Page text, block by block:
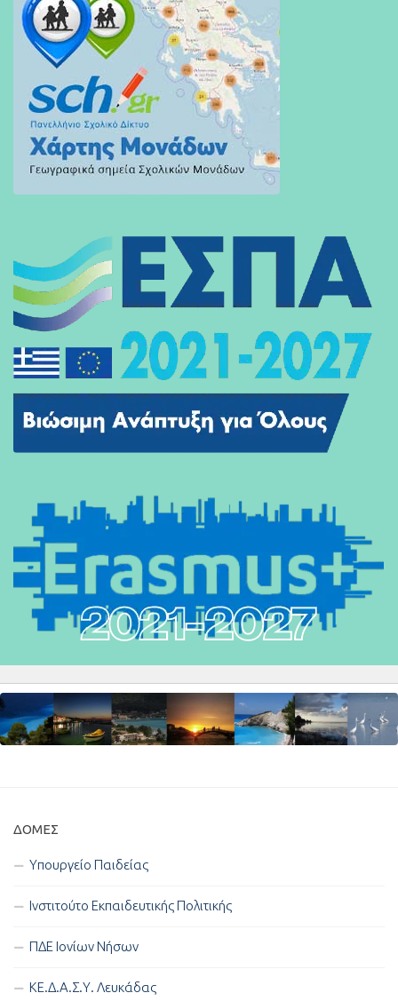
ΔΟΜΈΣ
Υπουργείο Παιδείας
Ινστιτούτο Εκπαιδευτικής Πολιτικής
ΠΔΕ Ιονίων Νήσων
ΚΕ.Δ.Α.Σ.Υ. Λευκάδας